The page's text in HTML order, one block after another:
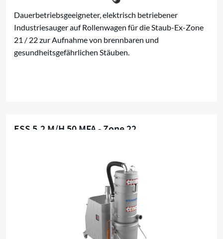
Dauerbetriebsgeeigneter, elektrisch betriebener
Industriesauger auf Rollenwagen für die Staub-Ex-Zone
21 / 22 zur Aufnahme von brennbaren und
gesundheitsgefährlichen Stäuben.
ESS 5,2 M/H 50 MFA - Zone 22